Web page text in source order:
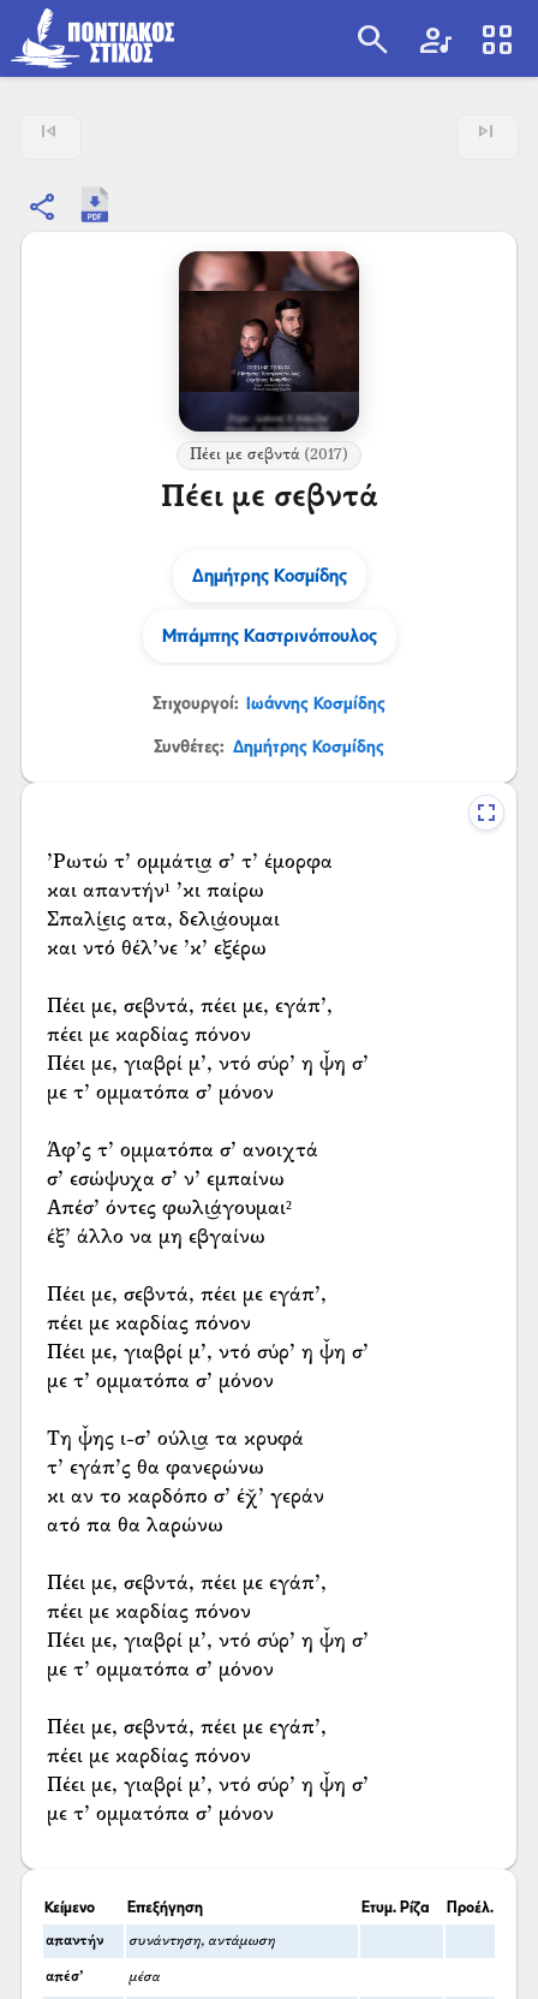
search artist view_cozy
skip_previous skip_next
share
Πέει με σεβντά (2017)
Πέει με σεβντά
Δημήτρης Κοσμίδης
Μπάμπης Καστρινόπουλος
Στιχουργοί: Ιωάννης Κοσμίδης
Συνθέτες: Δημήτρης Κοσμίδης
’Ρωτώ τ’ ομμάτι͜α σ’ τ’ έμορφα
και απαντήν¹ ’κι παίρω
Σπαλί͜εις ατα, δελι͜άουμαι
και ντό θέλ’νε ’κ’ εξέρω
Πέει με, σεβντά, πέει με, εγάπ’,
πέει με καρδίας πόνον
Πέει με, γιαβρί μ’, ντό σύρ’ η ψ̌η σ’
με τ’ ομματόπα σ’ μόνον
Άφ’ς τ’ ομματόπα σ’ ανοιχτά
σ’ εσώψυχα σ’ ν’ εμπαίνω
Απέσ’ όντες φωλι͜άγουμαι²
έξ’ άλλο να μη εβγαίνω
Πέει με, σεβντά, πέει με εγάπ’,
πέει με καρδίας πόνον
Πέει με, γιαβρί μ’, ντό σύρ’ η ψ̌η σ’
με τ’ ομματόπα σ’ μόνον
Τη ψ̌ης ι-σ’ ούλι͜α τα κρυφά
τ’ εγάπ’ς θα φανερώνω
κι αν το καρδόπο σ’ έχ̌’ γεράν
ατό πα θα λαρώνω
Πέει με, σεβντά, πέει με εγάπ’,
πέει με καρδίας πόνον
Πέει με, γιαβρί μ’, ντό σύρ’ η ψ̌η σ’
με τ’ ομματόπα σ’ μόνον
Πέει με, σεβντά, πέει με εγάπ’,
πέει με καρδίας πόνον
Πέει με, γιαβρί μ’, ντό σύρ’ η ψ̌η σ’
με τ’ ομματόπα σ’ μόνον
Κείμενο Επεξήγηση Ετυμ. Ρίζα Προέλ.
απαντήν συνάντηση, αντάμωση
απέσ’ μέσα